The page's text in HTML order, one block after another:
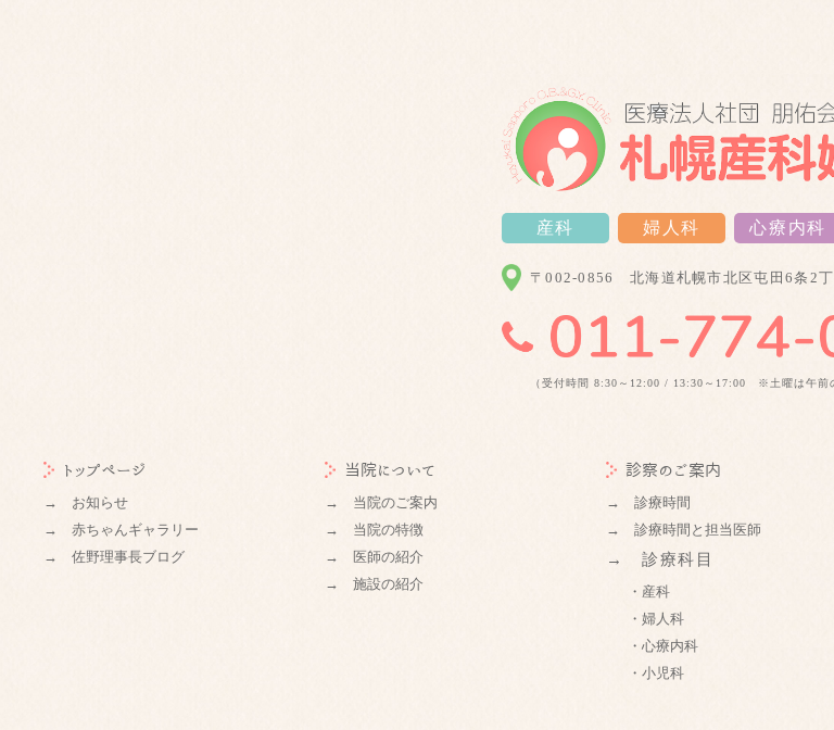
産科 婦人科 心療内科
〒002-0856 北海道札幌市北区屯田6条2
（受付時間 8:30～12:00 / 13:30～17:00 ※土曜は午前
トップページ
→ お知らせ
→ 赤ちゃんギャラリー
→ 佐野理事長ブログ
当院について
→ 当院のご案内
→ 当院の特徴
→ 医師の紹介
→ 施設の紹介
診察のご案内
→ 診療時間
→ 診療時間と担当医師
→ 診療科目
・産科
・婦人科
・心療内科
・小児科